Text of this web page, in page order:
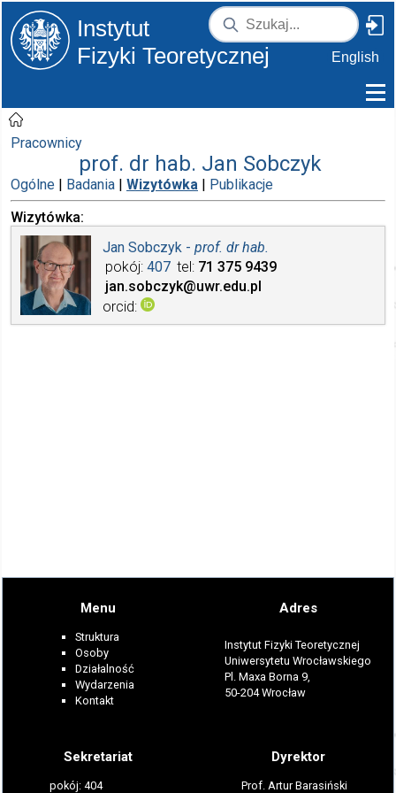
Instytut
Fizyki Teoretycznej
English
Pracownicy
prof. dr hab. Jan Sobczyk
Ogólne | Badania | Wizytówka | Publikacje
Wizytówka
Jan Sobczyk - prof. dr hab.
pokój 407 tel 71 375 9439
jan.sobczyk@uwr.edu.pl
orcid
Menu
Struktura
Osoby
Działalność
Wydarzenia
Kontakt
Adres
Instytut Fizyki Teoretycznej
Uniwersytetu Wrocławskiego
Pl. Maxa Borna 9,
50-204 Wrocław
Sekretariat
pokój: 404
Dyrektor
Prof. Artur Barasiński